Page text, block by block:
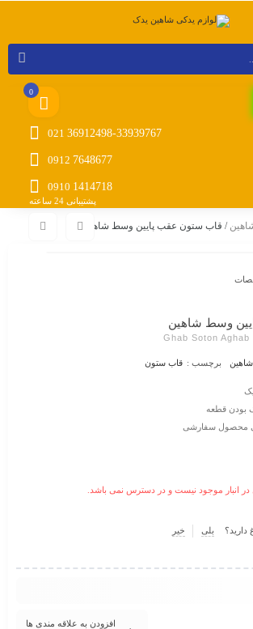
0
36912498-33939767
021
7648677
0912
1414718
0910
پشتیبانی 24 ساعته
/ قاب ستون عقب پایین وسط شاهین
وسط شاهین
Ghab Soton Aghab
شاهین برچسب : قاب ستون
بودن قطعه
محصول سفارشی
انبار موجود نیست و در دسترس نمی باشد.
بلی خیر
افزودن به علاقه مندی ها